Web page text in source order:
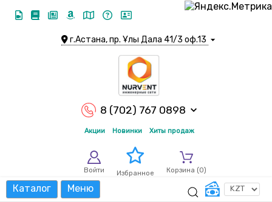
г.Астана, пр. Ұлы Дала 41/3 оф.13
8 (702) 767 0898
Акции Новинки Хиты продаж
Войти Избранное Корзина (0)
Каталог Меню